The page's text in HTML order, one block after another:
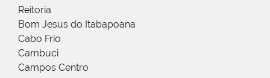
Reitoria
Bom Jesus do Itabapoana
Cabo Frio
Cambuci
Campos Centro